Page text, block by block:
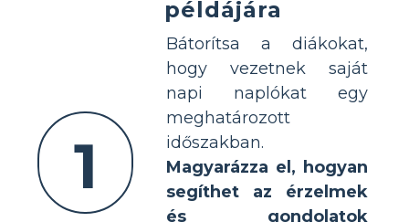
1
példájára
Bátorítsa a diákokat,
hogy vezetnek saját
napi naplókat egy
meghatározott
időszakban.
Magyarázza el, hogyan
segíthet az érzelmek
és gondolatok